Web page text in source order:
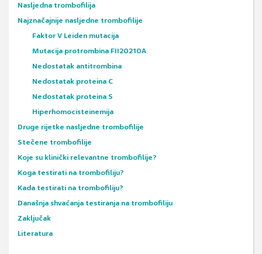
Nasljedna trombofilija
Najznačajnije nasljedne trombofilije
Faktor V Leiden mutacija
Mutacija protrombina FII20210A
Nedostatak antitrombina
Nedostatak proteina C
Nedostatak proteina S
Hiperhomocisteinemija
Druge rijetke nasljedne trombofilije
Stečene trombofilije
Koje su klinički relevantne trombofilije?
Koga testirati na trombofiliju?
Kada testirati na trombofiliju?
Današnja shvaćanja testiranja na trombofiliju
Zaključak
Literatura